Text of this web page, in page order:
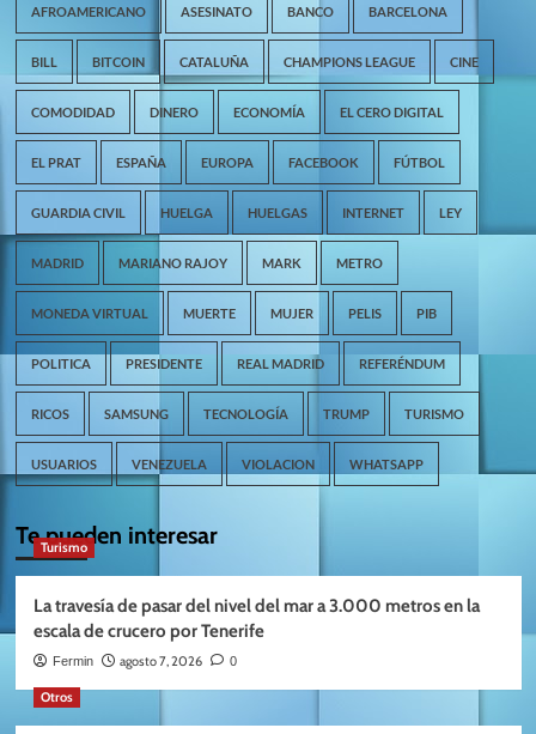
AFROAMERICANO ASESINATO BANCO BARCELONA
BILL BITCOIN CATALUÑA CHAMPIONS LEAGUE CINE
COMODIDAD DINERO ECONOMÍA EL CERO DIGITAL
EL PRAT ESPAÑA EUROPA FACEBOOK FÚTBOL
GUARDIA CIVIL HUELGA HUELGAS INTERNET LEY
MADRID MARIANO RAJOY MARK METRO
MONEDA VIRTUAL MUERTE MUJER PELIS PIB
POLITICA PRESIDENTE REAL MADRID REFERÉNDUM
RICOS SAMSUNG TECNOLOGÍA TRUMP TURISMO
USUARIOS VENEZUELA VIOLACION WHATSAPP
Te pueden interesar
Turismo
La travesía de pasar del nivel del mar a 3.000 metros en la
escala de crucero por Tenerife
Fermin agosto 7, 2026 0
Otros